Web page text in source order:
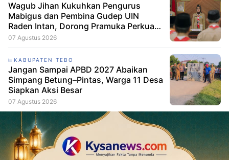
Wagub Jihan Kukuhkan Pengurus
Mabigus dan Pembina Gudep UIN
Raden Intan, Dorong Pramuka Perkuat
Karakter Generasi Muda
07 Agustus 2026
KABUPATEN TEBO
Jangan Sampai APBD 2027 Abaikan
Simpang Betung–Pintas, Warga 11 Desa
Siapkan Aksi Besar
07 Agustus 2026